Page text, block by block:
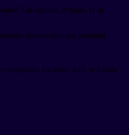
7 de octubre, el lunes 31 de
dinamizador que permitirá
En tanto, si no se trabaja